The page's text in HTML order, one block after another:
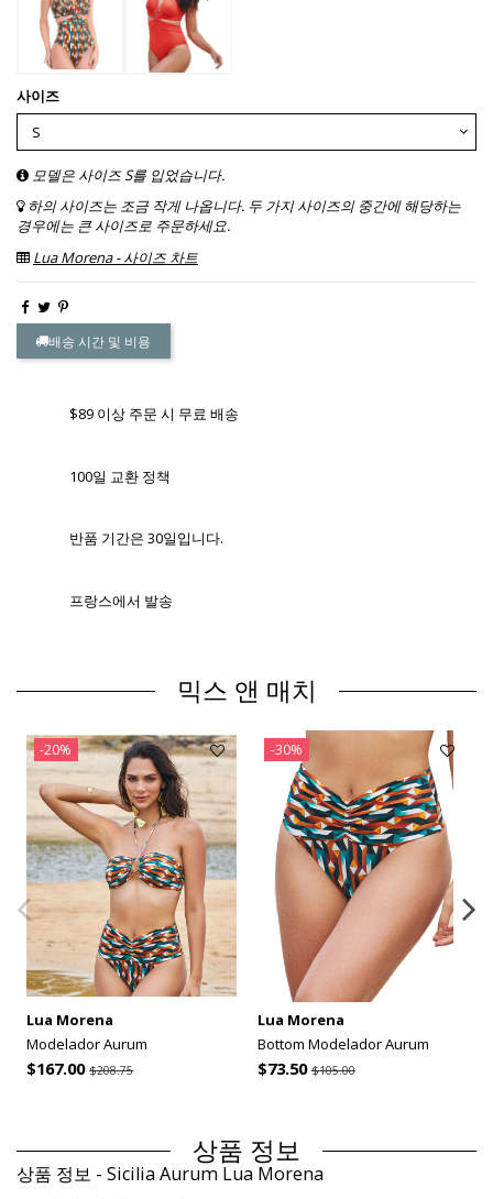
사이즈
모델은 사이즈 S를 입었습니다.
하의 사이즈는 조금 작게 나옵니다. 두 가지 사이즈의 중간에 해당하는
경우에는 큰 사이즈로 주문하세요.
Lua Morena - 사이즈 차트
배송 시간 및 비용
$89 이상 주문 시 무료 배송
100일 교환 정책
반품 기간은 30일입니다.
프랑스에서 발송
믹스 앤 매치
-20%
Lua Morena
Modelador Aurum
$167.00$208.75
-30%
Lua Morena
Bottom Modelador Aurum
$73.50 $105.00
상품 정보
상품 정보 - Sicilia Aurum Lua Morena